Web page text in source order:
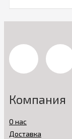
Компания
О нас
Доставка